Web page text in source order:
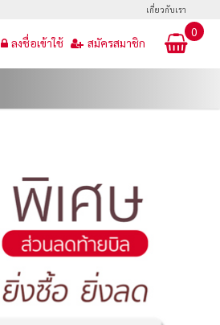
เกี่ยวกับเรา
0
ลงชื่อเข้าใช้ สมัครสมาชิก